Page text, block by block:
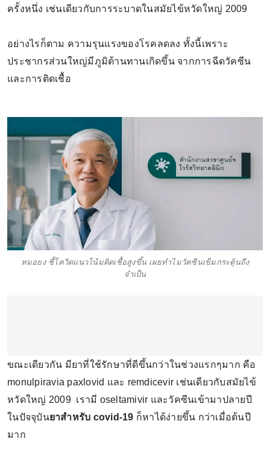
ครั้งหนึ่ง เช่นเดียวกับการระบาดในสมัยไข้หวัดใหญ่ 2009
อย่างไรก็ตาม ความรุนแรงของโรคลดลง ทั้งนี้เพราะ
ประชากรส่วนใหญ่มีภูมิต้านทานเกิดขึ้น จากการฉีดวัคซีน
และการติดเชื้อ
หมอยง ชี้โควิดแนวโน้มติดเชื้อสูงขึ้น เผยทำไมวัคซีนเข็มกระตุ้นถึง
จำเป็น
ขณะเดียวกัน มียาที่ใช้รักษาที่ดีขึ้นกว่าในช่วงแรกๆมาก คือ
monulpiravia paxlovid และ remdicevir เช่นเดียวกับสมัยไข้
หวัดใหญ่ 2009 เรามี oseltamivir และวัคซีนเข้ามาปลายปี
ในปัจจุบันยาสำหรับ covid-19 ก็หาได้ง่ายขึ้น กว่าเมื่อต้นปี
มาก